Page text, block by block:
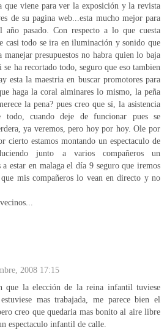
que viene para ver la exposición y la revista
de su pagina web...esta mucho mejor para
pasado. Con respecto a lo que cuesta
casi todo se ira en iluminación y sonido que
manejar presupuestos no habra quien lo baja
ha recortado todo, seguro que eso tambien
esta la maestria en buscar promotores para
haga la coral alminares lo mismo, la peña
la pena? pues creo que sí, la asistencia
cuando deje de funcionar pues se
ya veremos, pero hoy por hoy. Ole por
cierto estamos montando un espectaculo de
junto a varios compañeros un
a estar en malaga el día 9 seguro que iremos
mis compañeros lo vean en directo y no
2008 17:15
que la elección de la reina infantil tuviese
mas trabajada, me parece bien el
creo que quedaria mas bonito al aire libre
espectaculo infantil de calle.